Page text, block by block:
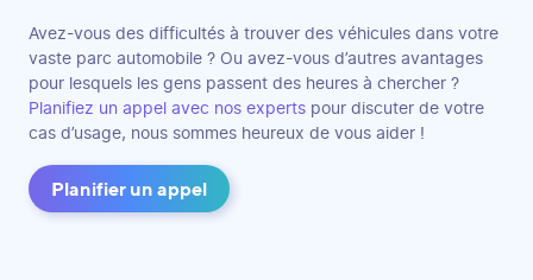
Avez-vous des difficultés à trouver des véhicules dans votre
vaste parc automobile ? Ou avez-vous d’autres avantages
pour lesquels les gens passent des heures à chercher ?
Planifiez un appel avec nos experts pour discuter de votre
cas d’usage, nous sommes heureux de vous aider !
Planifier un appel